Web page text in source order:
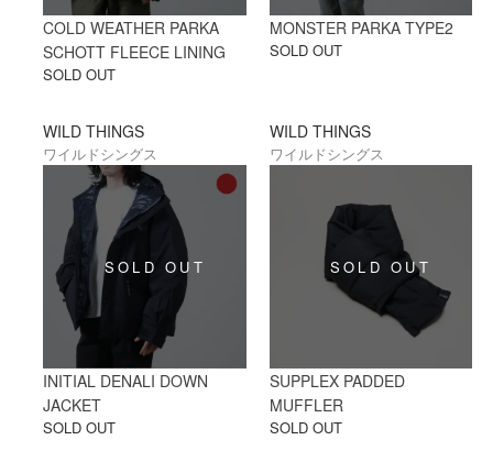
COLD WEATHER PARKA
SCHOTT FLEECE LINING
SOLD OUT
MONSTER PARKA TYPE2
SOLD OUT
WILD THINGS
ワイルドシングス
INITIAL DENALI DOWN
JACKET
SOLD OUT
WILD THINGS
ワイルドシングス
SUPPLEX PADDED
MUFFLER
SOLD OUT